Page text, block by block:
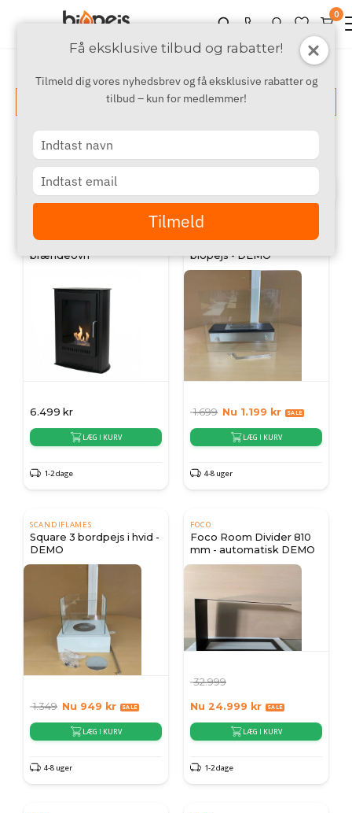
Få eksklusive tilbud og rabatter!
Tilmeld dig vores nyhedsbrev og få eksklusive rabatter og
tilbud – kun for medlemmer!
Type
your
name
Type
your
email
Tilmeld
0
Vis filter
Produkter
1 2 3
Carson - Lille bioethanol
brændeovn
6.499 kr
LÆG I KURV
1-2 dage
SCANDIFLAMES
Svævende fritstående
biopejs - DEMO
1.699 Nu 1.199 kr
LÆG I KURV
4-8 uger
SCANDIFLAMES
Square 3 bordpejs i hvid -
DEMO
1.349 Nu 949 kr
LÆG I KURV
4-8 uger
FOCO
Foco Room Divider 810
mm - automatisk DEMO
32.999
Nu 24.999 kr
LÆG I KURV
1-2 dage